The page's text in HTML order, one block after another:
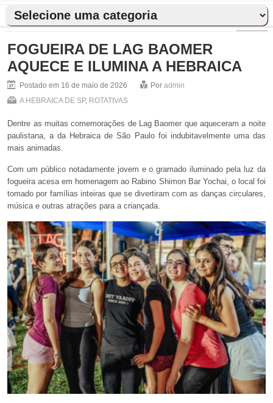
FOGUEIRA DE LAG BAOMER
AQUECE E ILUMINA A HEBRAICA
Postado em 16 de maio de 2026 Poradmin
A HEBRAICA DE SP, ROTATIVAS
Dentre as muitas comemorações de Lag Baomer que aqueceram a noite
paulistana, a da Hebraica de São Paulo foi indubitavelmente uma das
mais animadas.
Com um público notadamente jovem e o gramado iluminado pela luz da
fogueira acesa em homenagem ao Rabino Shimon Bar Yochai, o local foi
tomado por famílias inteiras que se divertiram com as danças circulares,
música e outras atrações para a criançada.